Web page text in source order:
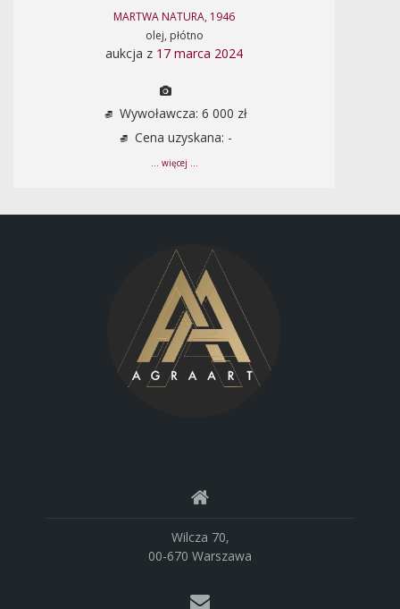
MARTWA NATURA, 1946
olej, płótno
aukcja z 17 marca 2024
Wywoławcza: 6 000 zł
Cena uzyskana: -
... więcej ...
Wilcza 70,
00-670 Warszawa